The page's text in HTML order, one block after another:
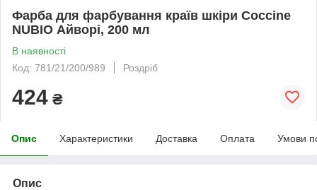
Фарба для фарбування країв шкіри Coccine
NUBIO Айворі, 200 мл
В наявності
Код: 781/21/200/989
Роздріб
424 ₴
Опис Характеристики Доставка Оплата Умови
Опис